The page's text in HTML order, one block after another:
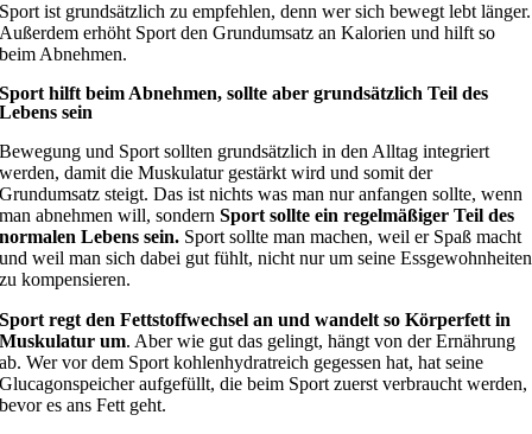
Sport ist grundsätzlich zu empfehlen, denn wer sich bewegt lebt länger.
Außerdem erhöht Sport den Grundumsatz an Kalorien und hilft so
beim Abnehmen.
Sport hilft beim Abnehmen, sollte aber grundsätzlich Teil des
Lebens sein
Bewegung und Sport sollten grundsätzlich in den Alltag integriert
werden, damit die Muskulatur gestärkt wird und somit der
Grundumsatz steigt. Das ist nichts was man nur anfangen sollte, wenn
man abnehmen will, sondernSport sollte ein regelmäßiger Teil des
normalen Lebens sein. Sport sollte man machen, weil er Spaß macht
und weil man sich dabei gut fühlt, nicht nur um seine Essgewohnheiten
zu kompensieren.
Sport regt den Fettstoffwechsel an und wandelt so Körperfett in
Muskulatur um. Aber wie gut das gelingt, hängt von der Ernährung
ab. Wer vor dem Sport kohlenhydratreich gegessen hat, hat seine
Glucagonspeicher aufgefüllt, die beim Sport zuerst verbraucht werden,
bevor es ans Fett geht.